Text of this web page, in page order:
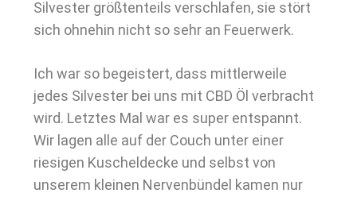
Silvester größtenteils verschlafen, sie stört
sich ohnehin nicht so sehr an Feuerwerk.
Ich war so begeistert, dass mittlerweile
jedes Silvester bei uns mit CBD Öl verbracht
wird. Letztes Mal war es super entspannt.
Wir lagen alle auf der Couch unter einer
riesigen Kuscheldecke und selbst von
unserem kleinen Nervenbündel kamen nur